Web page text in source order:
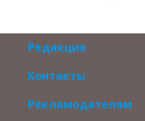
Редакция
Контакты
Рекламодателям